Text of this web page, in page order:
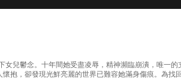
兒鬱念。十年間她受盡凌辱，精神瀕臨崩潰，唯一
抱，卻發現光鮮亮麗的世界已難容她滿身傷痕。為找